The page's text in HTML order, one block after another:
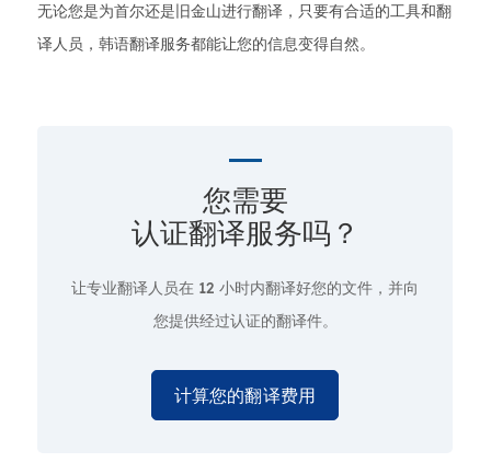
无论您是为首尔还是旧金山进行翻译，只要有合适的工具和翻
译人员，韩语翻译服务都能让您的信息变得自然。
您需要
认证翻译服务吗？
让专业翻译人员在 12 小时内翻译好您的文件，并向
您提供经过认证的翻译件。
计算您的翻译费用